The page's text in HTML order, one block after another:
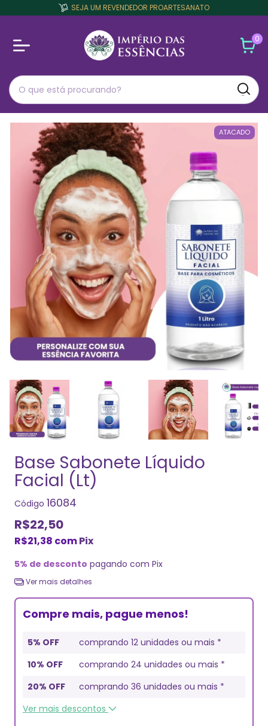
SEJA UM REVENDEDOR PROARTESANATO
0
ATACADO
Base Sabonete Líquido
Facial (Lt)
Código 16084
R$22,50
R$21,38 comPix
5% de desconto pagando com Pix
Ver mais detalhes
Compre mais, pague menos!
5% OFF
comprando 12 unidades ou mais *
10% OFF
comprando 24 unidades ou mais *
20% OFF
comprando 36 unidades ou mais *
Ver mais descontos